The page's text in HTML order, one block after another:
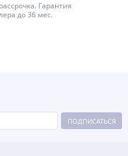
Гарантия
до 36 мес.
ПОДПИСАТЬСЯ